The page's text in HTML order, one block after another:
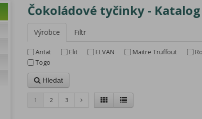
Čokoládové tyčinky - Katalog
Výrobce Filtr
Antat Elit ELVAN Maitre Truffout
Togo
Hledat
1 2 3